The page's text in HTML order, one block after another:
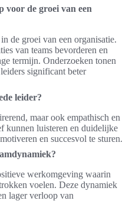
voor de groei van een
de groei van een organisatie.
van teams bevorderen en
termijn. Onderzoeken tonen
significant beter
leider?
maar ook empathisch en
kunnen luisteren en duidelijke
en succesvol te sturen.
werkomgeving waarin
voelen. Deze dynamiek
lager verloop van